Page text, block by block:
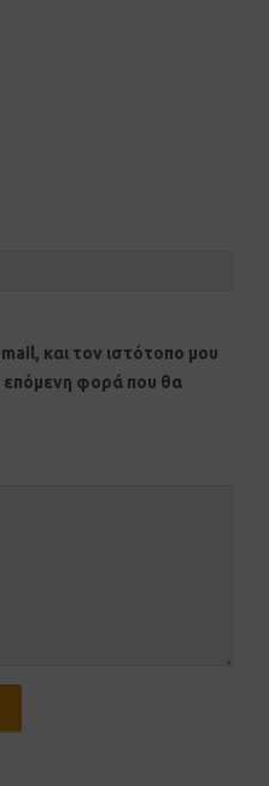
και τον ιστότοπο μου
επόμενη φορά που θα